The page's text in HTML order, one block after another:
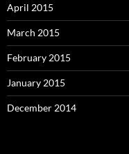
April 2015
March 2015
February 2015
January 2015
December 2014